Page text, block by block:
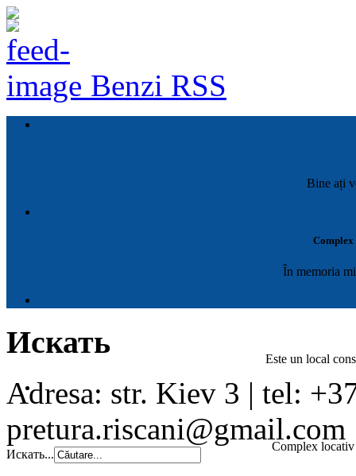
Benzi RSS
Bine ați
În memoria
Este un local
Complex
Искать
Adresa: str. Kiev 3 | tel:
pretura.riscani@gmail.com
Искать...